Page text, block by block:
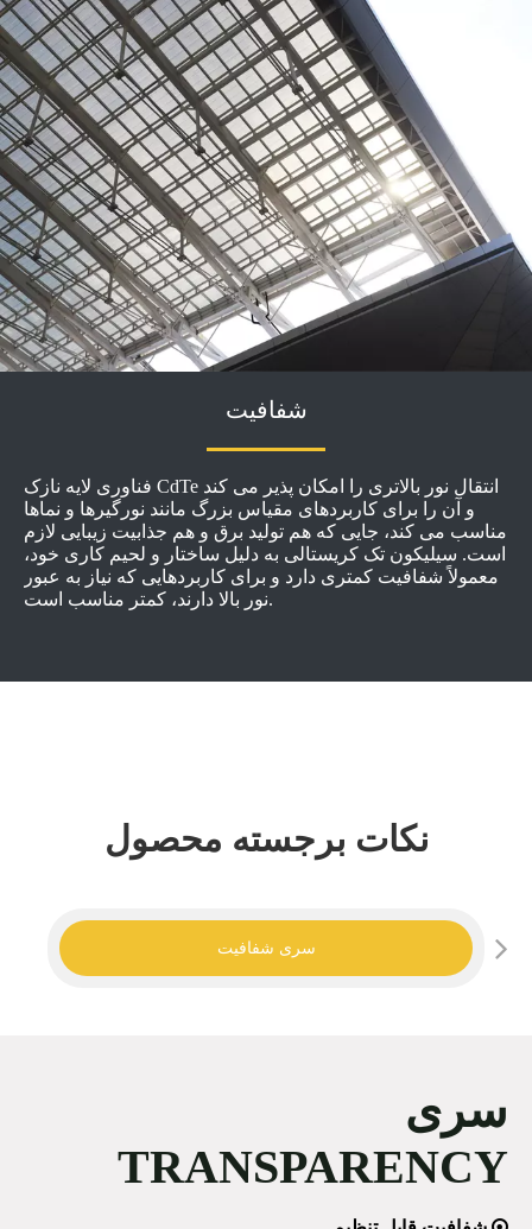
شفافیت
فناوری لایه نازک CdTe انتقال نور بالاتری را امکان پذیر می کند
و آن را برای کاربردهای مقیاس بزرگ مانند نورگیرها و نماها
مناسب می کند، جایی که هم تولید برق و هم جذابیت زیبایی لازم
است. سیلیکون تک کریستالی به دلیل ساختار و لحیم کاری خود،
معمولاً شفافیت کمتری دارد و برای کاربردهایی که نیاز به عبور
نور بالا دارند، کمتر مناسب است.
نکات برجسته محصول
سری شفافیت
سری
TRANSPARENCY